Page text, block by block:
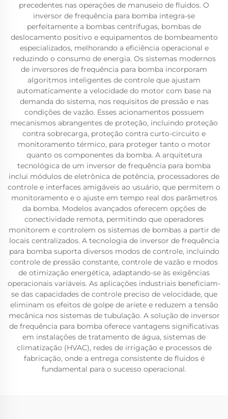
precedentes nas operações de manuseio de fluidos. O
inversor de frequência para bomba integra-se
perfeitamente a bombas centrífugas, bombas de
deslocamento positivo e equipamentos de bombeamento
especializados, melhorando a eficiência operacional e
reduzindo o consumo de energia. Os sistemas modernos
de inversores de frequência para bomba incorporam
algoritmos inteligentes de controle que ajustam
automaticamente a velocidade do motor com base na
demanda do sistema, nos requisitos de pressão e nas
condições de vazão. Esses acionamentos possuem
mecanismos abrangentes de proteção, incluindo proteção
contra sobrecarga, proteção contra curto-circuito e
monitoramento térmico, para proteger tanto o motor
quanto os componentes da bomba. A arquitetura
tecnológica de um inversor de frequência para bomba
inclui módulos de eletrônica de potência, processadores de
controle e interfaces amigáveis ao usuário, que permitem o
monitoramento e o ajuste em tempo real dos parâmetros
da bomba. Modelos avançados oferecem opções de
conectividade remota, permitindo que operadores
monitorem e controlem os sistemas de bombas a partir de
locais centralizados. A tecnologia de inversor de frequência
para bomba suporta diversos modos de controle, incluindo
controle de pressão constante, controle de vazão e modos
de otimização energética, adaptando-se às exigências
operacionais variáveis. As aplicações industriais beneficiam-
se das capacidades de controle preciso de velocidade, que
eliminam os efeitos de golpe de aríete e reduzem a tensão
mecânica nos sistemas de tubulação. A solução de inversor
de frequência para bomba oferece vantagens significativas
em instalações de tratamento de água, sistemas de
climatização (HVAC), redes de irrigação e processos de
fabricação, onde a entrega consistente de fluidos é
fundamental para o sucesso operacional.